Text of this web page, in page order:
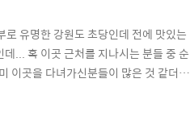
유명한 강원도 초당인데 전에 맛있는
... 혹 이곳 근처를 지나시는 분들 중 순
이곳을 다녀가신분들이 많은 것 같더군
라고 하네요 ^^: 음식은 순두부백반 2